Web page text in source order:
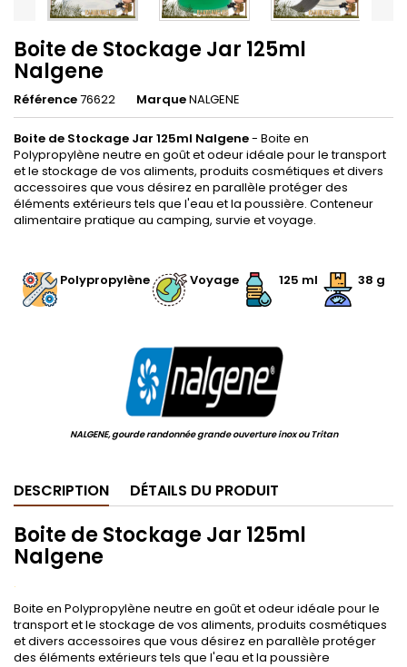
Boite de Stockage Jar 125ml
Nalgene
Référence76622 MarqueNALGENE
Boite de Stockage Jar 125ml Nalgene- Boite en
Polypropylène neutre en goût et odeur idéale pour le transport
et le stockage de vos aliments, produits cosmétiques et divers
accessoires que vous désirez en parallèle protéger des
éléments extérieurs tels que l'eau et la poussière. Conteneur
alimentaire pratique au camping, survie et voyage.
Polypropylène
Voyage 125 ml 38 g
NALGENE, gourde randonnée grande ouverture inox ou Tritan
DESCRIPTION DÉTAILS DU PRODUIT
Boite de Stockage Jar 125ml
Nalgene
.
Boite en Polypropylène neutre en goût et odeur idéale pour le
transport et le stockage de vos aliments, produits cosmétiques
et divers accessoires que vous désirez en parallèle protéger
des éléments extérieurs tels que l'eau et la poussière